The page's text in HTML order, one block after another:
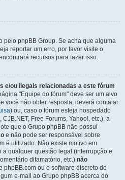
pelo phpBB Group. Se acha que alguma
reportar um erro, por favor visite o
recursos para fazer isso.
e/ou ilegais relacionadas a este fórum
"Equipe do fórum" deve ser um alvo
você não obter resposta, deverá contatar
) ou, caso o fórum esteja hospedado
Free Forums, Yahoo!, etc.), a
que o Grupo phpBB não possui
e não pode ser responsável sobre
é utilizado. Não existe motivo em
a qualquer questão legal (interrupção e
difamatório, etc.) não
phpBB.com ou o software discreto do
e-mail ao Grupo phpBB acerca do